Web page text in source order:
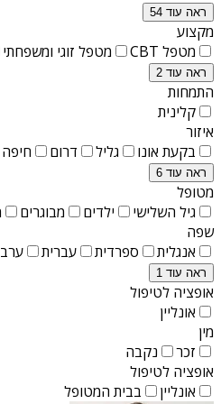
ראה עוד 54
מקצוע
מטפל CBT
מטפל זוגי ומשפחתי
ראה עוד 2
התמחות
קלינית
איזור
בקעת אונו
גליל דרום חיפה
ראה עוד 6
מטופל
גיל השלישי
ילדים מבוגרים
שפה
אנגלית
ספרדית עברית
ראה עוד 1
אופציה לטיפול
אונליין
מין
זכר
נקבה
אופציה לטיפול
אונליין
בבית המטופל